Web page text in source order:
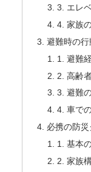
3. エレ
4. 家族
避難時の
1. 避難
2. 高齢
3. 避難
4. 車で
必携の防
1. 基本
2. 家族